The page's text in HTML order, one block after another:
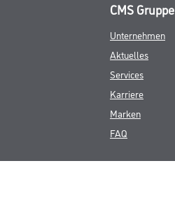
CMS Gruppe
Unternehmen
Aktuelles
Services
Karriere
Marken
FAQ